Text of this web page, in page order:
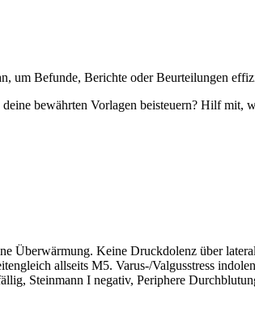
um Befunde, Berichte oder Beurteilungen
bewährten Vorlagen beisteuern? Hilf mit,
Überwärmung. Keine Druckdolenz über
allseits M5. Varus-/Valgusstress
Steinmann I negativ, Periphere